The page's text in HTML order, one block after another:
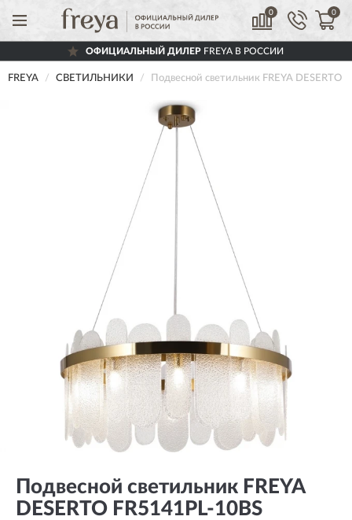
0 0
ОФИЦИАЛЬНЫЙ ДИЛЕРFREYA В РОССИИ
FREYA СВЕТИЛЬНИКИ Подвесной светильник FREYA DESERTO
Подвесной светильник FREYA
DESERTO FR5141PL-10BS